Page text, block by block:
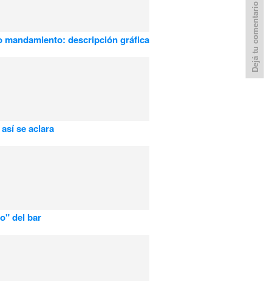
mandamiento: descripción gráfica
se aclara
del bar
Dejá tu comentario